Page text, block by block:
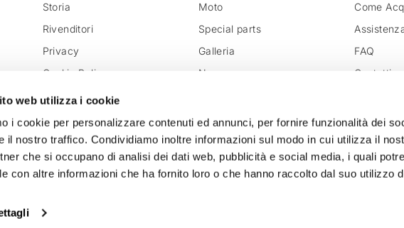
web utilizza i cookie
i cookie per personalizzare contenuti ed annunci, per fornire funzionalità dei
il nostro traffico. Condividiamo inoltre informazioni sul modo in cui utilizza il
che si occupano di analisi dei dati web, pubblicità e social media, i quali
con altre informazioni che ha fornito loro o che hanno raccolto dal suo utilizzo
Storia
Rivenditori
Privacy
Cookie Policy
Diventa rivenditore
Feedback
Moto
Special parts
Galleria
News
Social Wall
Come
FAQ
Contatti